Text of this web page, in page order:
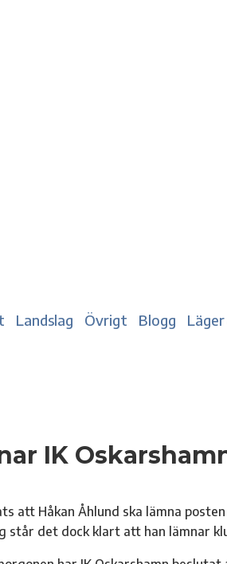
Landslag Övrigt Blogg
IK
att Håkan Åhlund ska lämna
står det dock klart att han lämnar